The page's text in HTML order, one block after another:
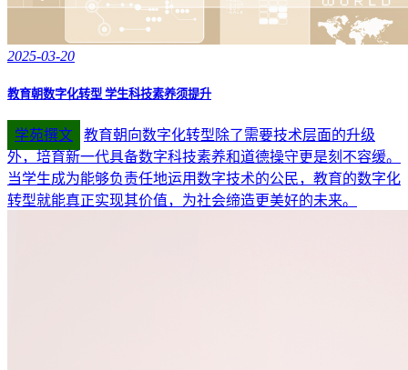
2025-03-20
教育朝数字化转型 学生科技素养须提升
学苑撰文
教育朝向数字化转型除了需要技术层面的升级
外，培育新一代具备数字科技素养和道德操守更是刻不容缓。
当学生成为能够负责任地运用数字技术的公民，教育的数字化
转型就能真正实现其价值，为社会缔造更美好的未来。